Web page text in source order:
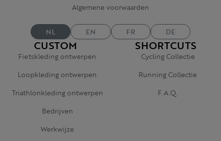
CUSTOM
Fietskleding ontwerpen
Loopkleding ontwerpen
Triathlonkleding ontwerpen
Bedrijven
Werkwijze
SHORTCUTS
Cycling Collectie
Running Collectie
F.A.Q.
Algemene voorwaarden
NL EN FR DE